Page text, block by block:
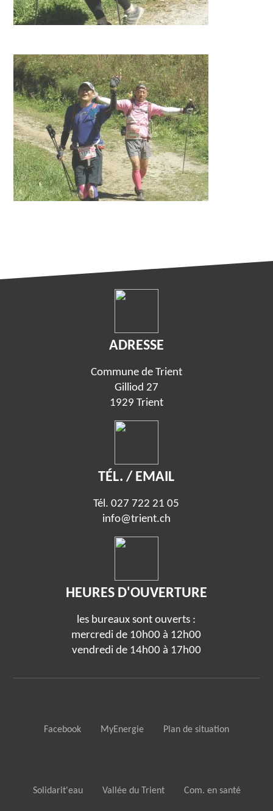
ADRESSE
Commune de Trient
Gilliod 27
1929 Trient
TÉL. / EMAIL
Tél.027 722 21 05
info@trient.ch
HEURES D'OUVERTURE
les bureaux sont ouverts :
mercredi de 10h00 à 12h00
vendredi de 14h00 à 17h00
Facebook MyEnergie Plan de situation
Solidarit'eau Vallée du Trient Com. en santé